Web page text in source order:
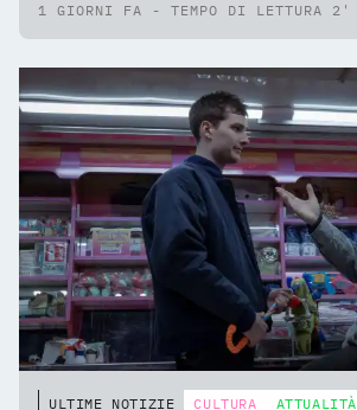
1 GIORNI FA - TEMPO DI LETTURA 2'
ULTIME NOTIZIE CULTURA ATTUALITÀ